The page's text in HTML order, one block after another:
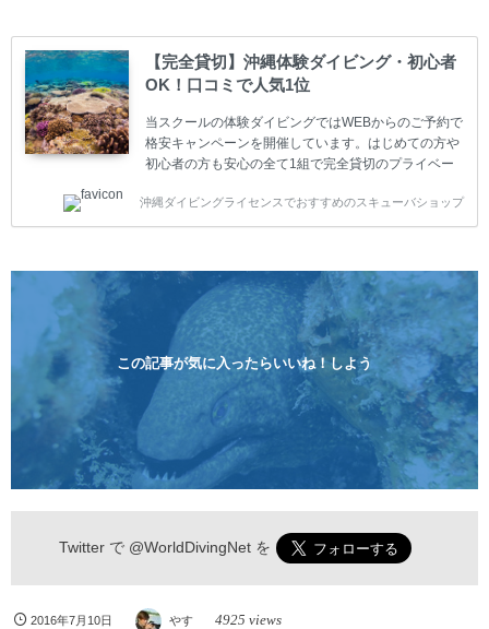
ーター様はファンダイビングの全てのコース費が
10%OFF、フル器材レンタルが50%OFFになります。
沖縄本島周辺ビーチ・ファンダイビング ￥13800(税
込)【 2ビーチ 】 ウエイト / タンク / 送迎...
【完全貸切】沖縄体験ダイビング・初心者
OK！口コミで人気1位
当スクールの体験ダイビングではWEBからのご予約で
格安キャンペーンを開催しています。はじめての方や
初心者の方も安心の全て1組で完全貸切のプライベー
1人様から気軽にご参加ください。 全てのコースで高
画質の記念撮影&水中撮影付きです。初心者の方やダ
ンペーン！！￥16800 ￥11800(税込) 器材 / 送迎 / 保
険 / 全て込み ダイビングがはじめての方や初心者でも
気軽に体験できる半日のコース。沖縄本島のビーチか
らのんびりダイビングを楽しめます...
沖縄ダイビングライセンスでおすすめのスキューバショップ
この記事が気に入ったらいいね！しよう
Twitter で @WorldDivingNetを
2016年7月10日 やす 4925 views